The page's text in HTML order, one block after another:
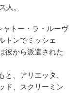
人。
ャトー・ラ・ルーヴ
トンでミッシェ
彼から派遣された
と、アリエッタ、
ド、スクリーミン